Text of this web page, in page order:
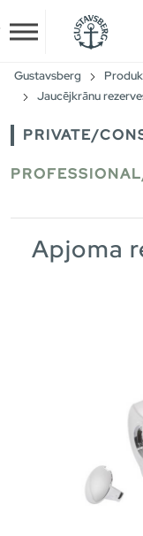
Skip to main content
Gustavsberg
Jaucējkrānu
PRIVATE/
Apjoma